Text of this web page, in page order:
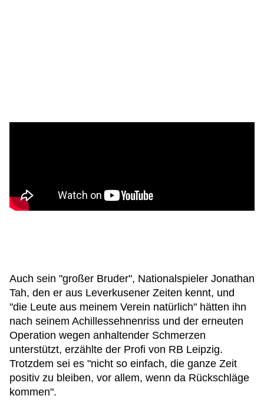
Auch sein "großer Bruder", Nationalspieler Jonathan
Tah, den er aus Leverkusener Zeiten kennt, und
"die Leute aus meinem Verein natürlich" hätten ihn
nach seinem Achillessehnenriss und der erneuten
Operation wegen anhaltender Schmerzen
unterstützt, erzählte der Profi von RB Leipzig.
Trotzdem sei es "nicht so einfach, die ganze Zeit
positiv zu bleiben, vor allem, wenn da Rückschläge
kommen".